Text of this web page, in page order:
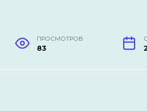
ПРОСМОТРОВ
83